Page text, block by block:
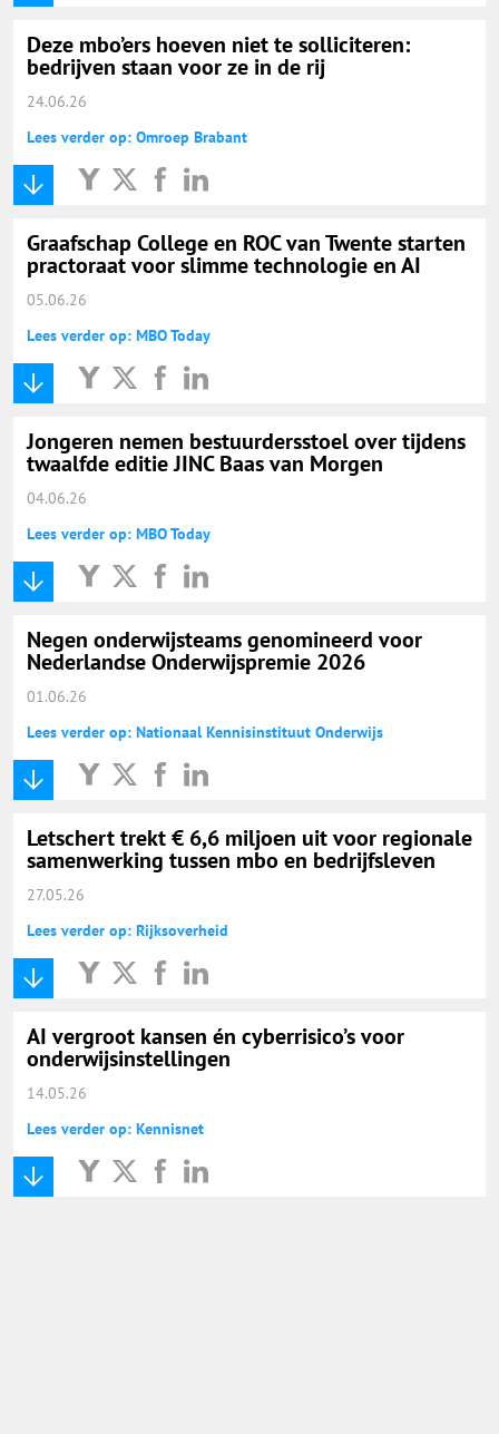
Deze mbo’ers hoeven niet te solliciteren:
bedrijven staan voor ze in de rij
24.06.26
Lees verder op: Omroep Brabant
Graafschap College en ROC van Twente starten
practoraat voor slimme technologie en AI
05.06.26
Lees verder op: MBO Today
Jongeren nemen bestuurdersstoel over tijdens
twaalfde editie JINC Baas van Morgen
04.06.26
Lees verder op: MBO Today
Negen onderwijsteams genomineerd voor
Nederlandse Onderwijspremie 2026
01.06.26
Lees verder op: Nationaal Kennisinstituut Onderwijs
Letschert trekt € 6,6 miljoen uit voor regionale
samenwerking tussen mbo en bedrijfsleven
27.05.26
Lees verder op: Rijksoverheid
AI vergroot kansen én cyberrisico’s voor
onderwijsinstellingen
14.05.26
Lees verder op: Kennisnet